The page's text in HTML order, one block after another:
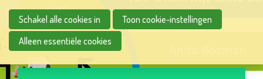
Schakel alle cookies in
Toon cookie-instellingen
Alleen essentiële cookies